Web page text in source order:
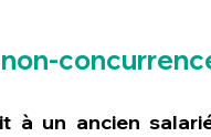
non-
à un ancien